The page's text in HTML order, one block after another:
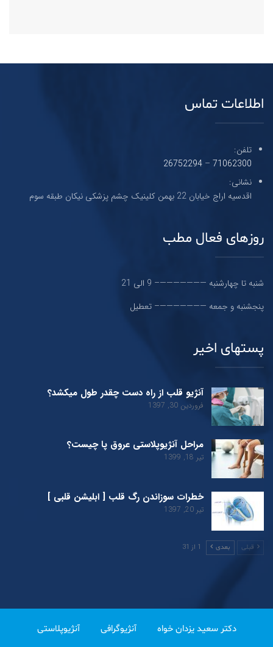
اطلاعات تماس
تلفن:
71062300
–
26752294
نشانی:
اقدسیه اراج خیابان 22 بهمن کلینیک چشم پزشکی نیکان طبقه سوم
روزهای فعال مطب
شنبه تا چهارشنبه ———————– 9 الی 21
پنجشنبه و جمعه ———————– تعطیل
پستهای اخیر
آنژیو قلب از راه دست چقدر طول میکشد؟
فروردین 30, 1397
مراحل آنژیوپلاستی عروق پا چیست؟
تیر 18, 1399
خطرات سوزاندن رگ قلب [ ابلیشن قلبی ]
تیر 20, 1397
قبلی بعدی 1 از 31
دکتر سعید یزدان خواه آنژیوگرافی آنژیوپلاستی